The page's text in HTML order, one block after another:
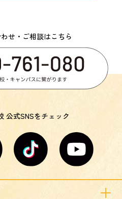
せ・ご相談はこちら
公式SNSをチェック